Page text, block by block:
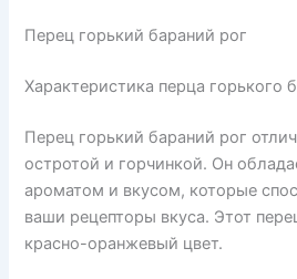
Перец горький бараний рог
Характеристика перца горького
Перец горький бараний рог
остротой и горчинкой. Он
ароматом и вкусом, которые
ваши рецепторы вкуса. Этот
красно-оранжевый цвет.